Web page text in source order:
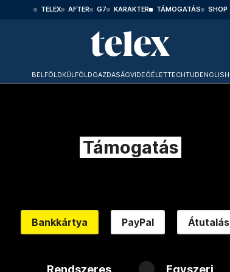
TELEX AFTER G7 KARAKTER TÁMOGATÁS SHOP
BELFÖLDKÜLFÖLDGAZDASÁGVIDEÓÉLETTECHTUDENGLISH
Támogatás
Bankkártya PayPal Átutalás
Rendszeres Egyszeri